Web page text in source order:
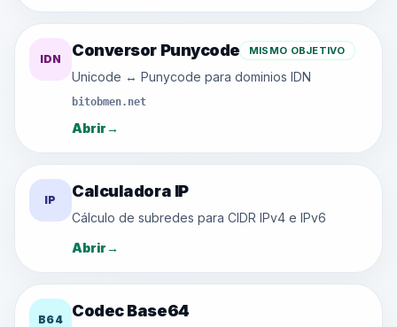
IDN Conversor Punycode MISMO OBJETIVO
Unicode ↔ Punycode para dominios IDN
bitobmen.net
Abrir→
IP Calculadora IP
Cálculo de subredes para CIDR IPv4 e IPv6
Abrir→
B64 Codec Base64